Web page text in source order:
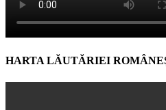
HARTA LĂUTĂRIEI